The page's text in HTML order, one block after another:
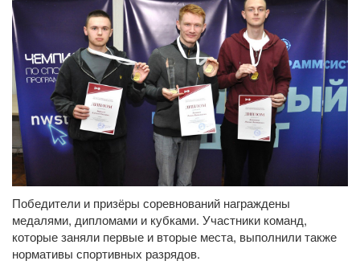
Победители и призёры соревнований награждены
медалями, дипломами и кубками. Участники команд,
которые заняли первые и вторые места, выполнили также
нормативы спортивных разрядов.